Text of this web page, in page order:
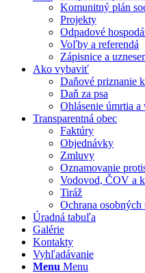
Komunitný plán
Projekty
Odpadové
Voľby a referendá
Zápisnice a
Ako vybaviť
Daňové priznanie
Daň za psa
Ohlásenie úmrtia
Transparentná obec
Faktúry
Objednávky
Zmluvy
Oznamovanie
Vodovod, ČOV a
Tiráž
Ochrana osobných
Úradná tabuľa
Galérie
Kontakty
Vyhľadávanie
Menu Menu